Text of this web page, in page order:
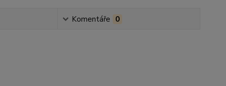
Komentáře 0